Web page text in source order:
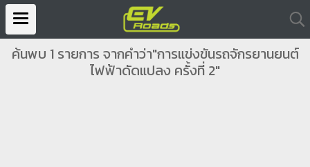
ค้นพบ 1 รายการ จากคำว่า"การแข่งขันรถจักรยานยนต์
ไฟฟ้าดัดแปลง ครั้งที่ 2"